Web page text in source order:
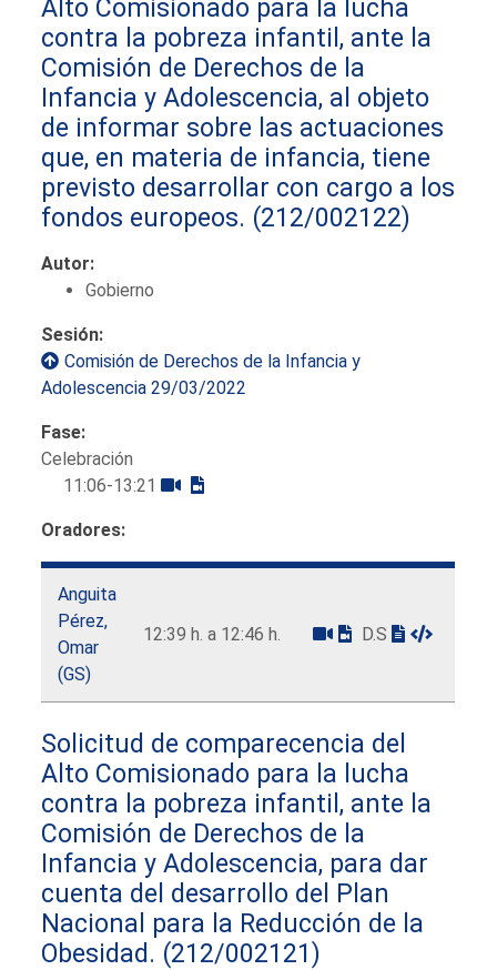
Alto Comisionado para la lucha
contra la pobreza infantil, ante la
Comisión de Derechos de la
Infancia y Adolescencia, al objeto
de informar sobre las actuaciones
que, en materia de infancia, tiene
previsto desarrollar con cargo a los
fondos europeos. (212/002122)
Autor:
Gobierno
Sesión:
Comisión de Derechos de la Infancia y
Adolescencia 29/03/2022
Fase:
Celebración
11:06-13:21
Oradores:
Anguita
Pérez,
Omar
(GS)
12:39 h. a 12:46 h. D.S
Solicitud de comparecencia del
Alto Comisionado para la lucha
contra la pobreza infantil, ante la
Comisión de Derechos de la
Infancia y Adolescencia, para dar
cuenta del desarrollo del Plan
Nacional para la Reducción de la
Obesidad. (212/002121)